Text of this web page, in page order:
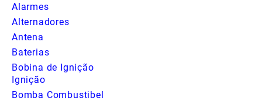
Alarmes
Alternadores
Antena
Baterias
Bobina de Ignição
Ignição
Bomba Combustibel